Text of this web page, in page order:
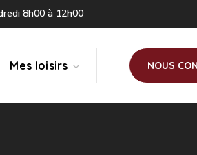
8h00 à 12h00
Mes loisirs NOUS